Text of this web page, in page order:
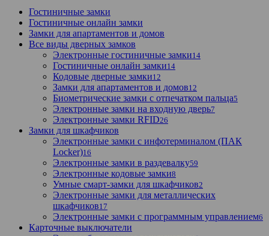
Гостиничные замки
Гостиничные онлайн замки
Замки для апартаментов и домов
Все виды дверных замков
Электронные гостиничные замки14
Гостиничные онлайн замки14
Кодовые дверные замки12
Замки для апартаментов и домов12
Биометрические замки с отпечатком пальца5
Электронные замки на входную дверь7
Электронные замки RFID26
Замки для шкафчиков
Электронные замки с инфотерминалом (ПАК
Locker)16
Электронные замки в раздевалку59
Электронные кодовые замки8
Умные смарт-замки для шкафчиков2
Электронные замки для металлических
шкафчиков17
Электронные замки с программным управлением6
Карточные выключатели